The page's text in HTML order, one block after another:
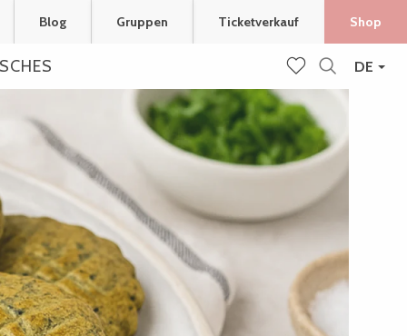
Voir les favoris
Suche
DE
Blog Gruppen Ticketverkauf Shop